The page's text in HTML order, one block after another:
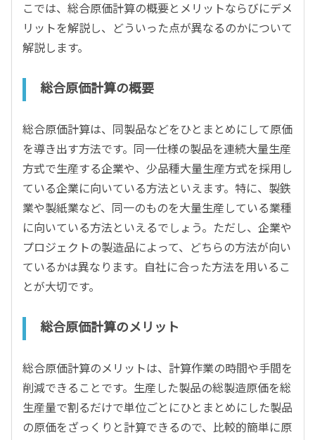
こでは、総合原価計算の概要とメリットならびにデメ
リットを解説し、どういった点が異なるのかについて
解説します。
総合原価計算の概要
総合原価計算は、同製品などをひとまとめにして原価
を導き出す方法です。同一仕様の製品を連続大量生産
方式で生産する企業や、少品種大量生産方式を採用し
ている企業に向いている方法といえます。特に、製鉄
業や製紙業など、同一のものを大量生産している業種
に向いている方法といえるでしょう。ただし、企業や
プロジェクトの製造品によって、どちらの方法が向い
ているかは異なります。自社に合った方法を用いるこ
とが大切です。
総合原価計算のメリット
総合原価計算のメリットは、計算作業の時間や手間を
削減できることです。生産した製品の総製造原価を総
生産量で割るだけで単位ごとにひとまとめにした製品
の原価をざっくりと計算できるので、比較的簡単に原